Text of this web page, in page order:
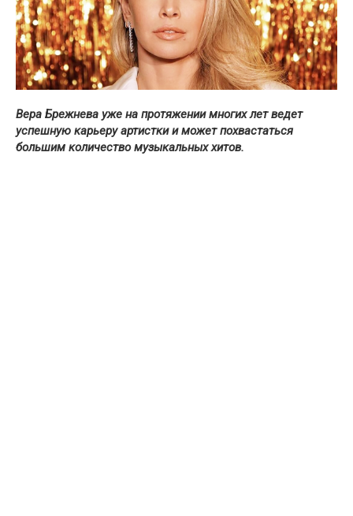
Вера Брежнева уже на протяжении многих лет ведет
успешную карьеру артистки и может похвастаться
большим количество музыкальных хитов.